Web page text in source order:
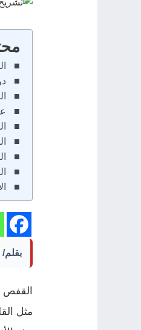
بقلم/
القفص
مثل